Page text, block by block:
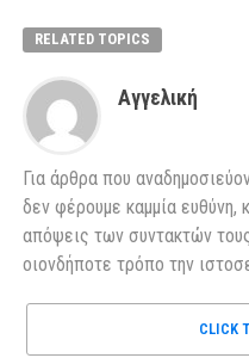
RELATED TOPICS
Αγγελική
Για άρθρα που
δεν φέρουμε καμμία ευθύνη,
απόψεις των συντακτών
οιονδήποτε τρόπο την
CLICK